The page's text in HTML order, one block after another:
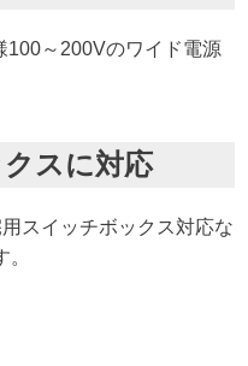
100～200Vのワイド電源
スに対応
スイッチボックス対応な